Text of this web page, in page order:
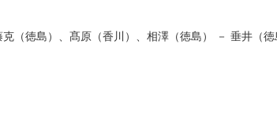
（徳島）、髙原（香川）、相澤（徳島） － 垂井（徳